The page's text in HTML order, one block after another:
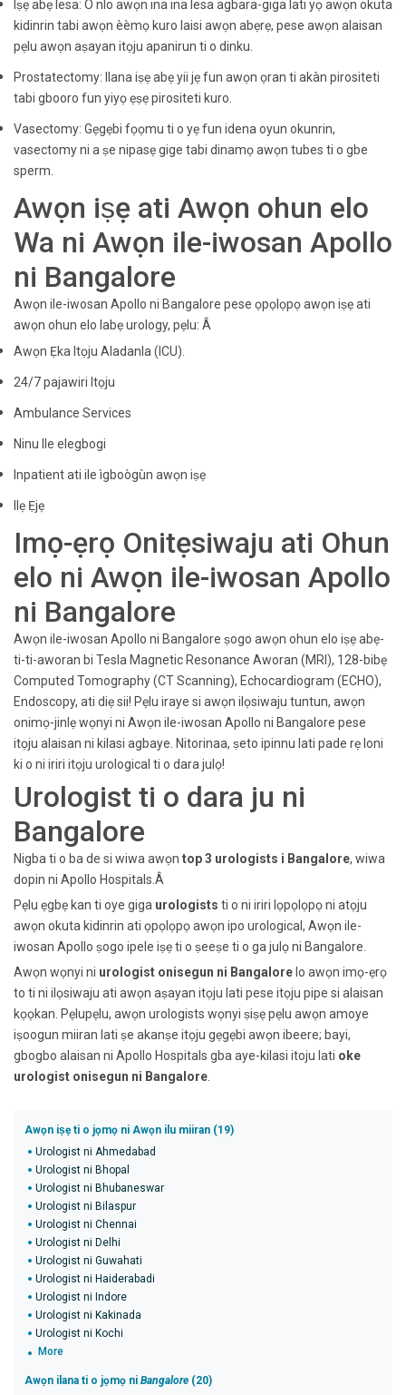
Iṣẹ abẹ lesa: O nlo awọn ina ina lesa agbara-giga lati yọ awọn okuta
kidinrin tabi awọn èèmọ kuro laisi awọn abẹrẹ, pese awọn alaisan
pẹlu awọn aṣayan itọju apanirun ti o dinku.
Prostatectomy: Ilana iṣẹ abẹ yii jẹ fun awọn ọran ti akàn pirositeti
tabi gbooro fun yiyọ ẹṣẹ pirositeti kuro.
Vasectomy: Gẹgẹbi fọọmu ti o yẹ fun idena oyun okunrin,
vasectomy ni a ṣe nipasẹ gige tabi dinamọ awọn tubes ti o gbe
sperm.
Awọn iṣẹ ati Awọn ohun elo
Wa ni Awọn ile-iwosan Apollo
ni Bangalore
Awọn ile-iwosan Apollo ni Bangalore pese ọpọlọpọ awọn iṣẹ ati
awọn ohun elo labẹ urology, pẹlu: Â
Awọn Ẹka Itọju Aladanla (ICU).
24/7 pajawiri Itọju
Ambulance Services
Ninu Ile elegbogi
Inpatient ati ile ìgboògùn awọn iṣẹ
Ilẹ Ẹjẹ
Imọ-ẹrọ Onitẹsiwaju ati Ohun
elo ni Awọn ile-iwosan Apollo
ni Bangalore
Awọn ile-iwosan Apollo ni Bangalore ṣogo awọn ohun elo iṣẹ abẹ-
ti-ti-aworan bi Tesla Magnetic Resonance Aworan (MRI), 128-bibẹ
Computed Tomography (CT Scanning), Echocardiogram (ECHO),
Endoscopy, ati diẹ sii! Pẹlu iraye si awọn ilọsiwaju tuntun, awọn
onimọ-jinlẹ wọnyi ni Awọn ile-iwosan Apollo ni Bangalore pese
itọju alaisan ni kilasi agbaye. Nitorinaa, ṣeto ipinnu lati pade rẹ loni
ki o ni iriri itọju urological ti o dara julọ!
Urologist ti o dara ju ni
Bangalore
Nigba ti o ba de si wiwa awọn top 3 urologists i Bangalore, wiwa
dopin ni Apollo Hospitals.Â
Pẹlu ẹgbẹ kan ti oye giga urologists ti o ni iriri lọpọlọpọ ni atọju
awọn okuta kidinrin ati ọpọlọpọ awọn ipo urological, Awọn ile-
iwosan Apollo ṣogo ipele iṣẹ ti o ṣeeṣe ti o ga julọni Bangalore
Awọn wọnyi ni urologist onisegun ni Bangalore lo awọn imọ-ẹrọ
to ti ni ilọsiwaju ati awọn aṣayan itọju lati pese itọju pipe si alaisan
kọọkan. Pẹlupẹlu, awọn urologists wọnyi ṣiṣẹ pẹlu awọn amoye
iṣoogun miiran lati ṣe akanṣe itọju gẹgẹbi awọn ibeere; bayi,
gbogbo alaisan ni Apollo Hospitals gba aye-kilasi itoju lati oke
urologist onisegun ni Bangalore
Awọn iṣẹ ti o jọmọ ni Awọn ilu miiran (19)
Urologist ni Ahmedabad
Urologist ni Bhopal
Urologist ni Bhubaneswar
Urologist ni Bilaspur
Urologist ni Chennai
Urologist ni Delhi
Urologist ni Guwahati
Urologist ni Haiderabadi
Urologist ni Indore
Urologist ni Kakinada
Urologist ni Kochi
More
Awọn ilana ti o jọmọ ni Bangalore (20)